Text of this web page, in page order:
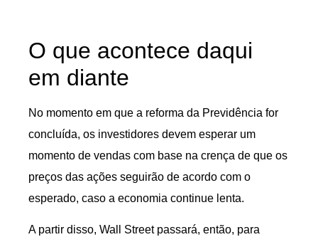
O que acontece daqui
em diante
No momento em que a reforma da Previdência for
concluída, os investidores devem esperar um
momento de vendas com base na crença de que os
preços das ações seguirão de acordo com o
esperado, caso a economia continue lenta.
A partir disso, Wall Street passará, então, para